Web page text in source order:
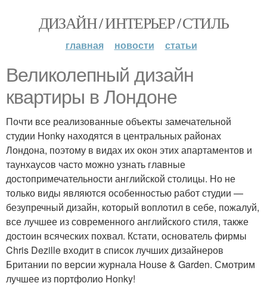
ДИЗАЙН / ИНТЕРЬЕР / СТИЛЬ
главная новости статьи
Великолепный дизайн
квартиры в Лондоне
Почти все реализованные объекты замечательной
студии Honky находятся в центральных районах
Лондона, поэтому в видах их окон этих апартаментов и
таунхаусов часто можно узнать главные
достопримечательности английской столицы. Но не
только виды являются особенностью работ студии —
безупречный дизайн, который воплотил в себе, пожалуй,
все лучшее из современного английского стиля, также
достоин всяческих похвал. Кстати, основатель фирмы
Chris Dezille входит в список лучших дизайнеров
Британии по версии журнала House & Garden. Смотрим
лучшее из портфолио Honky!